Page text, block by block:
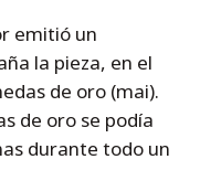
emitió un
la pieza, en el
de oro (mai).
de oro se podía
durante todo un